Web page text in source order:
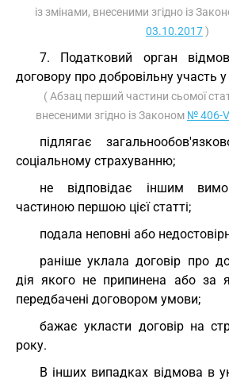
із змінами, внесеними згідно із
03.10.2017)
7. Податковий орган
договору про добровільну участь
( Абзац перший частини сьомої
внесеними згідно із Законом № 406-
підлягає
соціальному страхуванню;
не відповідає іншим
частиною першою цієї статті;
подала неповні або
раніше уклала договір про
дія якого не припинена або за
передбачені договором умови;
бажає укласти договір на
року.
В інших випадках відмова в